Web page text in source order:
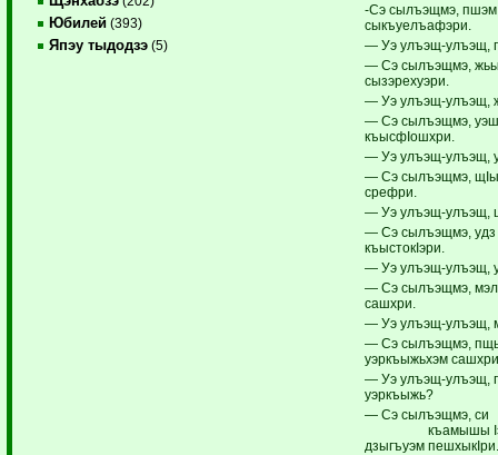
Юбилей (393)
Япэу тыдодзэ (5)
-Сэ сылъэщмэ, пшэм
сыкъуелъафэри.
— Уэ улъэщ-улъэщ,
— Сэ сылъэщмэ,
сызэрехуэри.
— Уэ улъэщ-улъэщ,
— Сэ сылъэщмэ,
къысфIошхри.
— Уэ улъэщ-улъэщ,
— Сэ сылъэщмэ,
срефри.
— Уэ улъэщ-улъэщ,
— Сэ сылъэщмэ, удз
къыстокIэри.
— Уэ улъэщ-улъэщ,
— Сэ сылъэщмэ,
сашхри.
— Уэ улъэщ-улъэщ,
— Сэ сылъэщмэ,
уэркъыжьхэм
— Уэ улъэщ-улъэщ,
уэркъыжь?
— Сэ сылъэщмэ, си
къамышы
дзыгъуэм пешхыкIри.